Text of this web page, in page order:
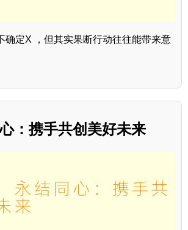
确定X ，但其实果断行动往往能带来意
：携手共创美好未来